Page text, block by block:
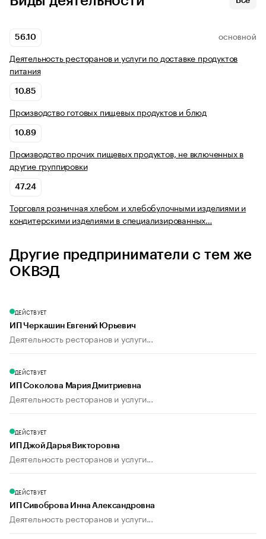
56.10 ОСНОВНОЙ
Деятельность ресторанов и услуги по доставке продуктов
питания
10.85
Производство готовых пищевых продуктов и блюд
10.89
Производство прочих пищевых продуктов, не включенных в
другие группировки
47.24
Торговля розничная хлебом и хлебобулочными изделиями и
кондитерскими изделиями в специализированных…
Другие предприниматели с тем же
ОКВЭД
ДЕЙСТВУЕТ
ИП Черкашин Евгений Юрьевич
Деятельность ресторанов и услуги...
ДЕЙСТВУЕТ
ИП Соколова Мария Дмитриевна
Деятельность ресторанов и услуги...
ДЕЙСТВУЕТ
ИП Джой Дарья Викторовна
Деятельность ресторанов и услуги...
ДЕЙСТВУЕТ
ИП Сивоброва Инна Александровна
Деятельность ресторанов и услуги...